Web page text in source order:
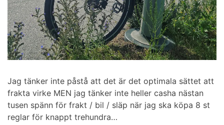
Jag tänker inte påstå att det är det optimala sättet att
frakta virke MEN jag tänker inte heller casha nästan
tusen spänn för frakt / bil / släp när jag ska köpa 8 st
reglar för knappt trehundra…